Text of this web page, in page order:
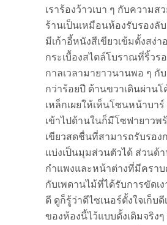
เราร้องว้าวเบา ๆ กับความส
ร้านเป็นเหมือนห้องรับรองลั
มีเก้าอี้หนังสีเขียวเข้มตั้งสง่
กระเบื้องสไตล์โบราณที่ริ้วร
กาลเวลามายาวนานพอ ๆ กั
กว่าร้อยปี ด้านขวาเดินผ่านโ
เหล็กเผยให้เห็นโซนหน้าบา
เข้าไปด้านในก็มีโซฟายาว
เขียวสดชื่นที่สามารถรับรอ
แบ่งเป็นมุมส่วนตัวได้ ส่วนด้
กำแพงและหน้าต่างที่มีคราบ
กับเพดานไม้ที่ได้รับการขัดเ
ดี ดูก็รู้ว่าดีไซเนอร์ตั้งใจเก็บ
ของห้องนี้ไว้แบบดั้งเดิมจริง